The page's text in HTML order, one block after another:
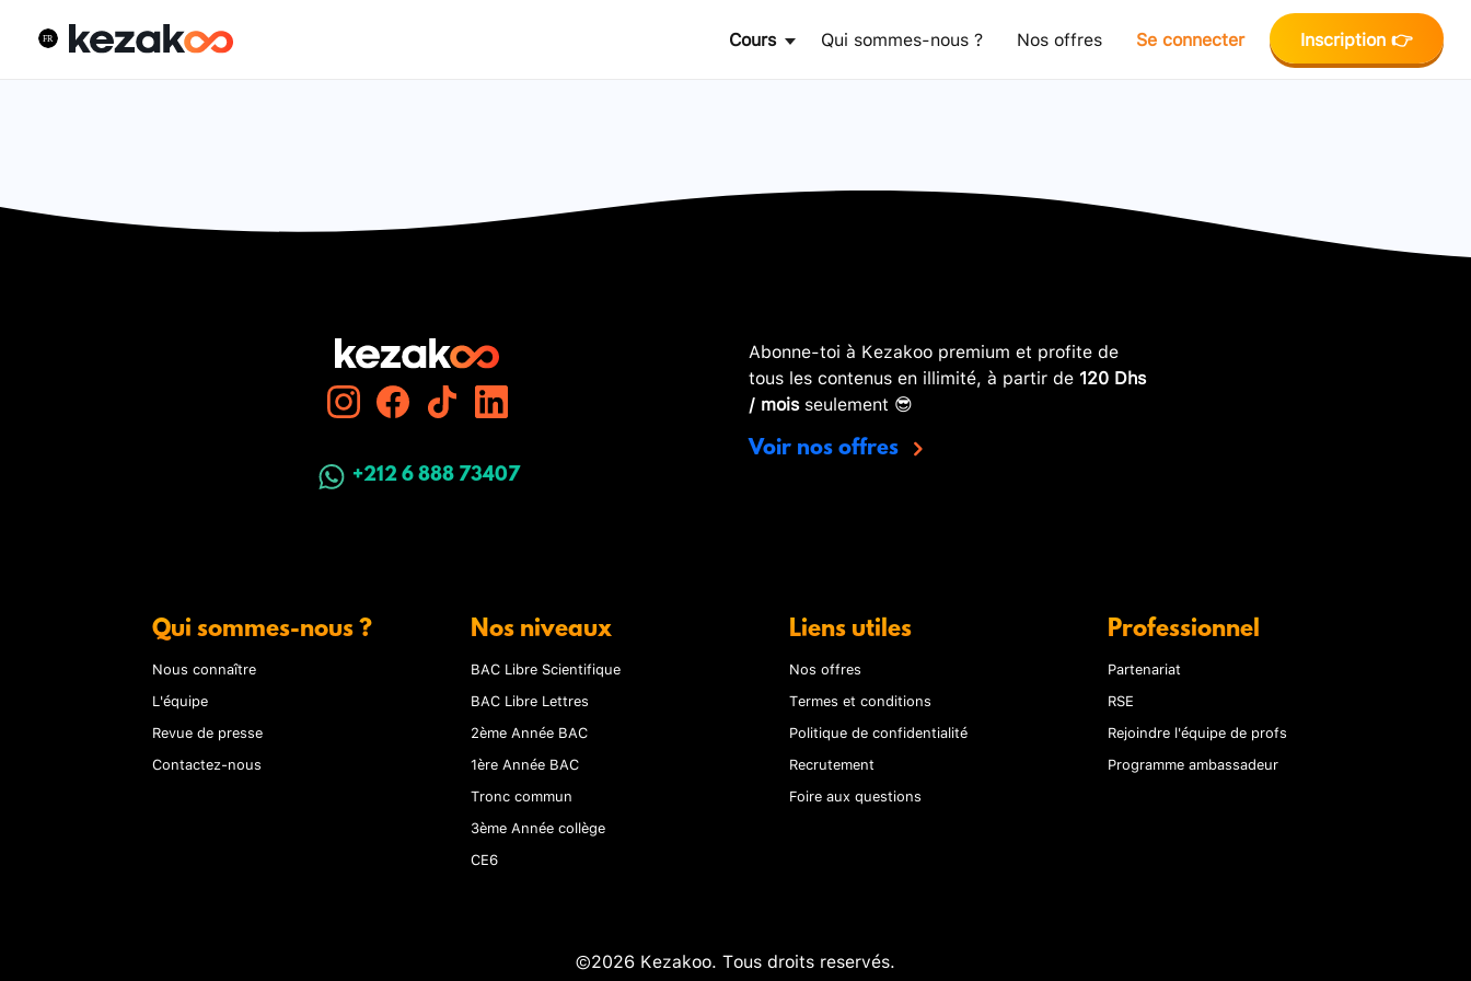
Cours Qui sommes-nous ? Nos offres Se connecter Inscription 👉
+212 6 888 73407
Abonne-toi à Kezakoo premium et profite de
tous les contenus en illimité, à partir de 120 Dhs
/ moisseulement 😎
Voir nos offres
Qui sommes-nous ?
Nous connaître
L'équipe
Revue de presse
Contactez-nous
Nos niveaux
BAC Libre Scientifique
BAC Libre Lettres
2ème Année BAC
1ère Année BAC
Tronc commun
3ème Année collège
CE6
Liens utiles
Nos offres
Termes et conditions
Politique de confidentialité
Recrutement
Foire aux questions
Professionnel
Partenariat
RSE
Rejoindre l'équipe de profs
Programme ambassadeur
©2026 Kezakoo. Tous droits reservés.